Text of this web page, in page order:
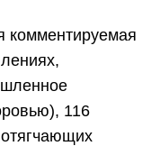
комментируемая
116